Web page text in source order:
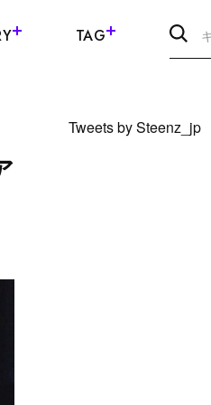
TAG
Tweets by Steenz_jp